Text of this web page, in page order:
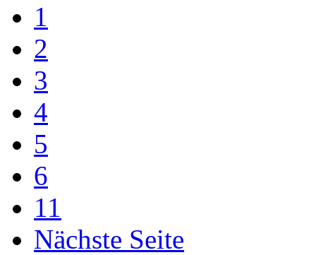
1
2
3
4
5
6
11
Nächste Seite